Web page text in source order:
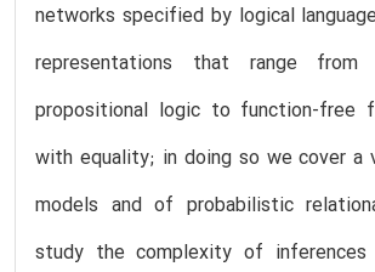
networks specified by logical
representations that range
propositional logic to function-free
with equality; in doing so we cover a
models and of probabilistic
study the complexity of inferences